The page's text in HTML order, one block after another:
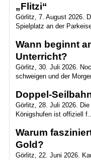
„Flitzi“
Görlitz, 7. August 2026.
Spielplatz an der
Wann beginnt
Unterricht?
Görlitz, 30. Juli 2026.
schweigen und der
Doppel-
Görlitz, 28. Juli 2026.
Königshufen ist offiziell
Warum
Gold?
Görlitz, 22. Juni 2026.